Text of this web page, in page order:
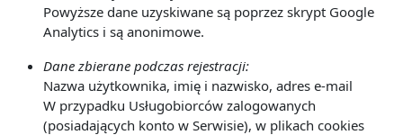
Powyższe dane uzyskiwane są poprzez skrypt Google
Analytics i są anonimowe.
Dane zbierane podczas rejestracji:
Nazwa użytkownika, imię i nazwisko, adres e-mail
W przypadku Usługobiorców zalogowanych
(posiadających konto w Serwisie), w plikach cookies